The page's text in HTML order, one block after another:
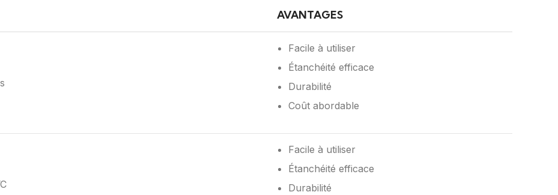
AVANTAGES
Facile à utiliser
Étanchéité efficace
Durabilité
Coût abordable
Facile à utiliser
Étanchéité efficace
Durabilité